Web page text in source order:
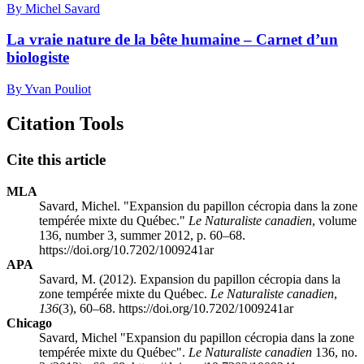
By Michel Savard
La vraie nature de la bête humaine – Carnet d’un
biologiste
By Yvan Pouliot
Citation Tools
Cite this article
MLA
Savard, Michel. "Expansion du papillon cécropia dans la zone
tempérée mixte du Québec." Le Naturaliste canadien, volume
136, number 3, summer 2012, p. 60–68.
https://doi.org/10.7202/1009241ar
APA
Savard, M. (2012). Expansion du papillon cécropia dans la
zone tempérée mixte du Québec. Le Naturaliste canadien,
136(3), 60–68. https://doi.org/10.7202/1009241ar
Chicago
Savard, Michel "Expansion du papillon cécropia dans la zone
tempérée mixte du Québec". Le Naturaliste canadien 136, no.